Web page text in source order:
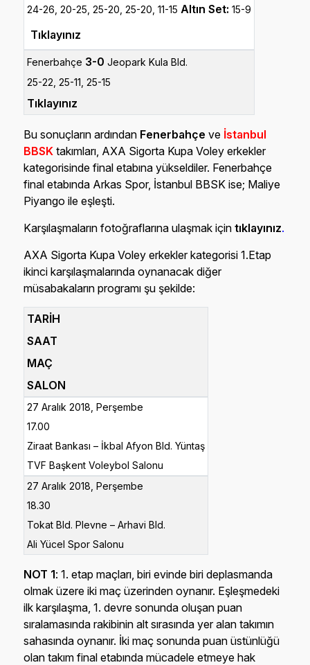
24-26, 20-25, 25-20, 25-20, 11-15 Altın Set: 15-9
Tıklayınız
Fenerbahçe 3-0 Jeopark Kula Bld.
25-22, 25-11, 25-15
Tıklayınız
Bu sonuçların ardından Fenerbahçe ve İstanbul
BBSK takımları, AXA Sigorta Kupa Voley erkekler
kategorisinde final etabına yükseldiler. Fenerbahçe
final etabında Arkas Spor, İstanbul BBSK ise; Maliye
Piyango ile eşleşti.
Karşılaşmaların fotoğraflarına ulaşmak içintıklayınız.
AXA Sigorta Kupa Voley erkekler kategorisi 1.Etap
ikinci karşılaşmalarında oynanacak diğer
müsabakaların programı şu şekilde:
TARİH
SAAT
MAÇ
SALON
27 Aralık 2018, Perşembe
17.00
Ziraat Bankası – İkbal Afyon Bld. Yüntaş
TVF Başkent Voleybol Salonu
27 Aralık 2018, Perşembe
18.30
Tokat Bld. Plevne – Arhavi Bld.
Ali Yücel Spor Salonu
NOT 1: 1. etap maçları, biri evinde biri deplasmanda
olmak üzere iki maç üzerinden oynanır. Eşleşmedeki
ilk karşılaşma, 1. devre sonunda oluşan puan
sıralamasında rakibinin alt sırasında yer alan takımın
sahasında oynanır. İki maç sonunda puan üstünlüğü
olan takım final etabında mücadele etmeye hak